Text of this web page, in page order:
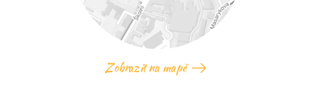
Zobrazit na mapě